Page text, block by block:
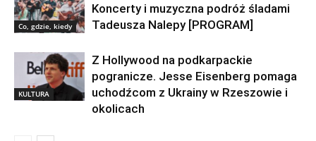
Co, gdzie, kiedy
Koncerty i muzyczna podróż śladami
Tadeusza Nalepy [PROGRAM]
KULTURA
Z Hollywood na podkarpackie
pogranicze. Jesse Eisenberg pomaga
uchodźcom z Ukrainy w Rzeszowie i
okolicach